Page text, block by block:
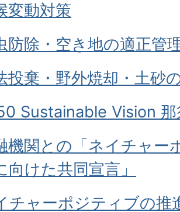
変動対策
防除・空き地の適正管
投棄・野外焼却・土砂
Sustainable Vision 那
機関との「ネイチャー
向けた共同宣言」
チャーポジティブの推